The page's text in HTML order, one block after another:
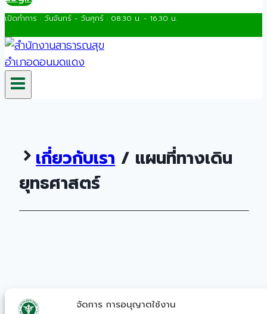
จัดการ การอนุญาตใช้งาน
เปิดทำการ : วันจันทร์ - วันศุกร์ : 08.30 น. - 16.30 น.
เกี่ยวกับเรา / แผนที่ทางเดิน
ยุทธศาสตร์